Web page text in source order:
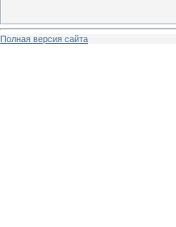
Полная версия сайта